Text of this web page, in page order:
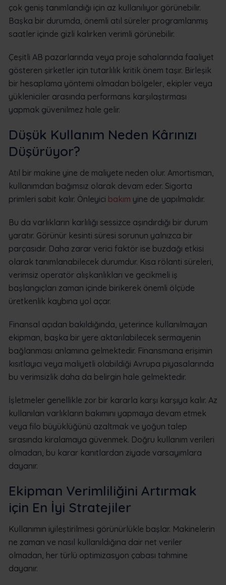
çok geniş tanımlandığı için az kullanılıyor görünebilir.
Başka bir durumda, önemli atıl süreler programlanmış
saatler içinde gizli kalırken verimli görünebilir.
Çeşitli AB pazarlarında veya proje sahalarında faaliyet
gösteren şirketler için tutarlılık kritik önem taşır. Birleşik
bir hesaplama yöntemi olmadan bölgeler, ekipler veya
yükleniciler arasında performans karşılaştırması
yapmak güvenilmez hale gelir.
Düşük Kullanım Neden Kârınızı
Düşürüyor?
Atıl bir makine yine de maliyete neden olur. Amortisman,
kullanımdan bağımsız olarak devam eder. Sigorta
primleri sabit kalır. Önleyici bakım yine de yapılmalıdır.
Bu da varlıkların karlılığı sessizce aşındırdığı bir durum
yaratır. Görünür kesinti süresi sorunun yalnızca bir
parçasıdır. Daha zarar verici faktör ise buzdağı etkisi
olarak tanımlanabilecek durumdur. Kısa rölanti süreleri,
verimsiz operatör alışkanlıkları ve gecikmeli iş
başlangıçları zaman içinde birikerek önemli ölçüde
üretkenlik kaybına yol açar.
Finansal açıdan bakıldığında, yeterince kullanılmayan
ekipman, başka bir yere aktarılabilecek sermayenin
bağlanması anlamına gelmektedir. Finansmana erişimin
kısıtlayıcı veya maliyetli olabildiği Avrupa piyasalarında
bu verimsizlik daha da belirgin hale gelmektedir.
İşletmeler genellikle zor bir kararla karşı karşıya kalır. Az
kullanılan varlıkların bakımını yapmaya devam etmek
veya filo büyüklüğünü azaltmak ve yoğun talep
sırasında kiralamaya güvenmek. Doğru kullanım verileri
olmadan, bu karar kanıtlardan ziyade varsayımlara
dayanır.
Ekipman Verimliliğini Artırmak
için En İyi Stratejiler
Kullanımın iyileştirilmesi görünürlükle başlar. Makinelerin
ne zaman ve nasıl kullanıldığına dair net veriler
olmadan, her türlü optimizasyon çabası tahmine
dayanır.